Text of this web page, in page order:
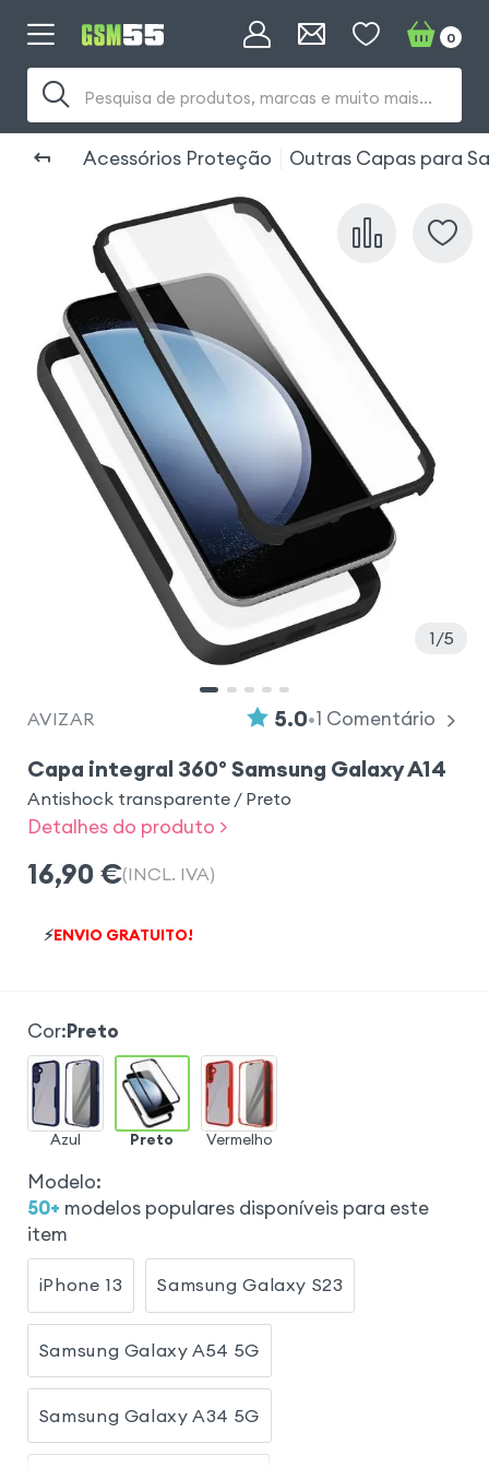
Pesquisa de produtos, marcas e muito mais...
0
Acessórios Proteção Outras Capas para
1 5
AVIZAR 5.0•1 Comentário
Capa integral 360° Samsung Galaxy A14
Antishock transparente / Preto
Detalhes do produto >
16,90 €(INCL. IVA)
⚡ENVIO GRATUITO!
Cor:Preto
Azul Preto Vermelho
Modelo:
50+ modelos populares disponíveis para este
item
iPhone 13 Samsung Galaxy S23
Samsung Galaxy A54 5G
Samsung Galaxy A34 5G